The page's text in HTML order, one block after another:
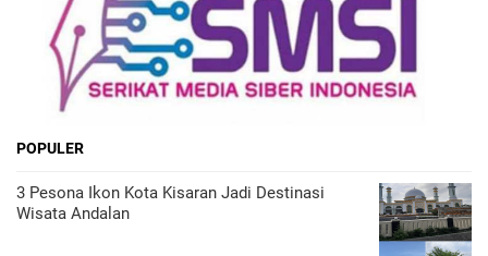
POPULER
3 Pesona Ikon Kota Kisaran Jadi Destinasi
Wisata Andalan